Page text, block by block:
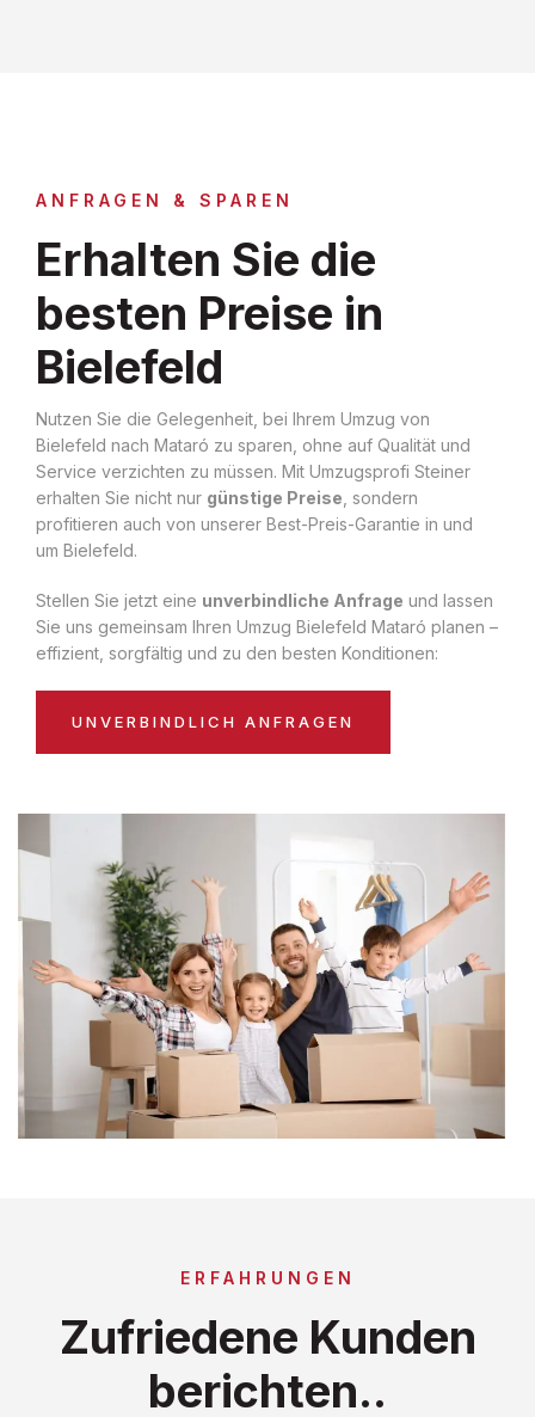
ANFRAGEN & SPAREN
Erhalten Sie die
besten Preise in
Bielefeld
Nutzen Sie die Gelegenheit, bei Ihrem Umzug von
Bielefeld nach Mataró zu sparen, ohne auf Qualität und
Service verzichten zu müssen. Mit Umzugsprofi Steiner
erhalten Sie nicht nur günstige Preise , sondern
profitieren auch von unserer Best-Preis-Garantie in und
um Bielefeld.
Stellen Sie jetzt eine unverbindliche Anfrage und lassen
Sie uns gemeinsam Ihren Umzug Bielefeld Mataró planen –
effizient, sorgfältig und zu den besten Konditionen:
UNVERBINDLICH ANFRAGEN
ERFAHRUNGEN
Zufriedene Kunden
berichten..